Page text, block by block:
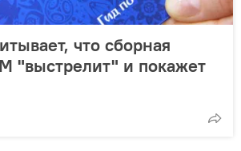
что сборная
"выстрелит" и покажет